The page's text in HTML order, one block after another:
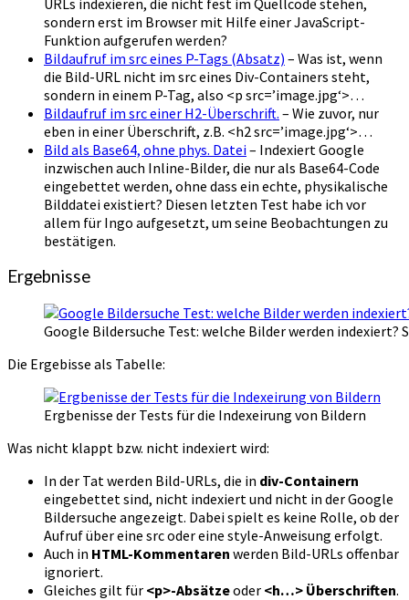
sondern erst im Browser mit Hilfe einer JavaScript-
Funktion aufgerufen werden?
Bildaufruf im src eines P-Tags (Absatz) – Was ist, wenn
die Bild-URL nicht im src eines Div-Containers steht,
sondern in einem P-Tag, also <p src=’image.jpg‘>…
Bildaufruf im src einer H2-Überschrift. – Wie zuvor, nur
eben in einer Überschrift, z.B. <h2 src=’image.jpg‘>…
Bild als Base64, ohne phys. Datei– Indexiert Google
inzwischen auch Inline-Bilder, die nur als Base64-Code
eingebettet werden, ohne dass ein echte, physikalische
Bilddatei existiert? Diesen letzten Test habe ich vor
allem für Ingo aufgesetzt, um seine Beobachtungen zu
bestätigen.
Ergebnisse
Google Bildersuche Test: welche Bilder werden indexiert?
Die Ergebisse als Tabelle:
Ergbenisse der Tests für die Indexeirung von Bildern
Was nicht klappt bzw. nicht indexiert wird:
In der Tat werden Bild-URLs, die in div-Containern
eingebettet sind, nicht indexiert und nicht in der Google
Bildersuche angezeigt. Dabei spielt es keine Rolle, ob der
Aufruf über eine src oder eine style-Anweisung erfolgt.
Auch in HTML-Kommentaren werden Bild-URLs offenbar
ignoriert.
Gleiches gilt für <p>-Absätzeoder <h…> Überschriften.